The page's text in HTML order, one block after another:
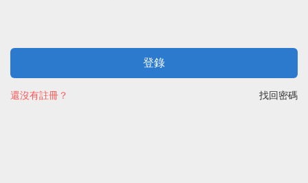
登錄
找回密碼
還沒有註冊？